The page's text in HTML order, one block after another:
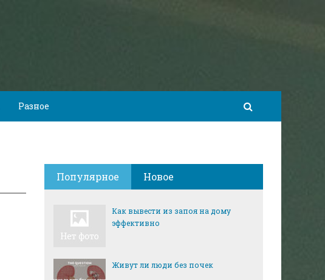
Разное
Популярное Новое
Как вывести из запоя на дому
эффективно
Живут ли люди без почек